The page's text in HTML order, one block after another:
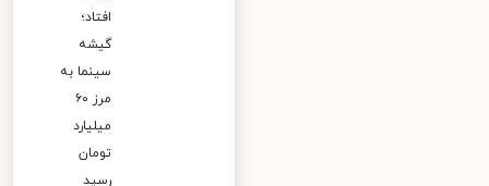
افتاد؛
گیشه
سینما به
مرز ۶۰
میلیارد
تومان
رسید